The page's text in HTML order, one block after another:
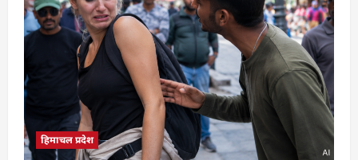
हिमाचल प्रदेश